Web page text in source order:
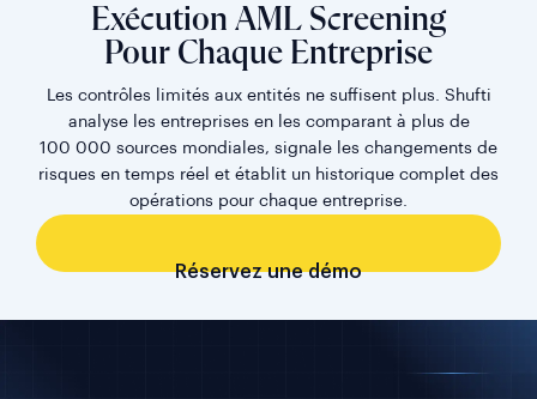
Exécution AML Screening
Pour Chaque Entreprise
Les contrôles limités aux entités ne suffisent plus. Shufti
analyse les entreprises en les comparant à plus de
100 000 sources mondiales, signale les changements de
risques en temps réel et établit un historique complet des
opérations pour chaque entreprise.
Réservez une démo